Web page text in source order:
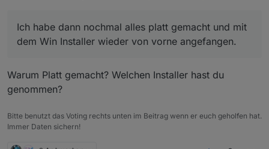
irgend wie. Ich habe dann nochmal alles platt
gemacht und mit dem Win Installer wieder von
als die in der Anleitung angegeben 10 -15 Minuten.
Das interessante am Netzwerk Trafik ist, das mehr
EDIT: Ach bin ich blöd, ich bin ja per RDP auf der
Ich habe dann nochmal alles platt gemacht und mit
dem Win Installer wieder von vorne angefangen.
Warum Platt gemacht? Welchen Installer hast du
genommen?
Bitte benutzt das Voting rechts unten im Beitrag wenn er euch geholfen hat.
Immer Daten sichern!